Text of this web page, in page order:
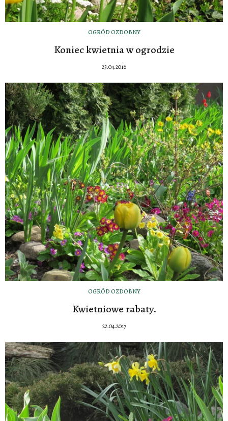
OGRÓD OZDOBNY
Koniec kwietnia w ogrodzie
23.04.2016
OGRÓD OZDOBNY
Kwietniowe rabaty.
22.04.2017